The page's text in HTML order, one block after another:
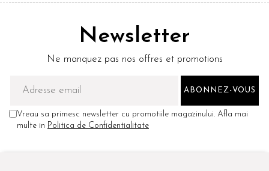
Newsletter
Ne manquez pas nos offres et promotions
Vreau sa primesc newsletter cu promotiile magazinului. Afla mai
multe in Politica de Confidentialitate